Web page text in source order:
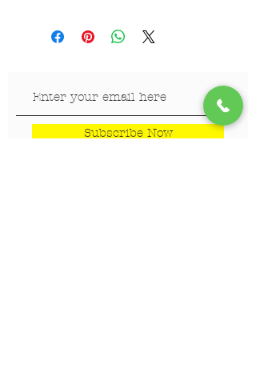
Subscribe Now